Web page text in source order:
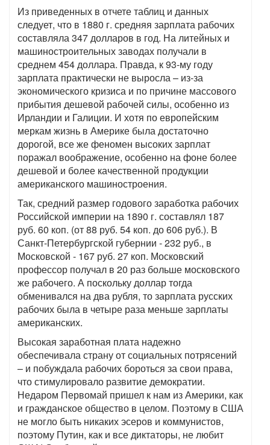
Из приведенных в отчете таблиц и данных
следует, что в 1880 г. средняя зарплата рабочих
составляла 347 долларов в год. На литейных и
машиностроительных заводах получали в
среднем 454 доллара. Правда, к 93-му году
зарплата практически не выросла – из-за
экономического кризиса и по причине массового
прибытия дешевой рабочей силы, особенно из
Ирландии и Галиции. И хотя по европейским
меркам жизнь в Америке была достаточно
дорогой, все же феномен высоких зарплат
поражал воображение, особенно на фоне более
дешевой и более качественной продукции
американского машиностроения.
Так, средний размер годового заработка рабочих
Российской империи на 1890 г. составлял 187
руб. 60 коп. (от 88 руб. 54 коп. до 606 руб.). В
Санкт-Петербургской губернии ‑ 232 руб., в
Московской ‑ 167 руб. 27 коп. Московский
профессор получал в 20 раз больше московского
же рабочего. А поскольку доллар тогда
обменивался на два рубля, то зарплата русских
рабочих была в четыре раза меньше зарплаты
американских.
Высокая заработная плата надежно
обеспечивала страну от социальных потрясений
– и побуждала рабочих бороться за свои права,
что стимулировало развитие демократии.
Недаром Первомай пришел к нам из Америки, как
и гражданское общество в целом. Поэтому в США
не могло быть никаких эсеров и коммунистов,
поэтому Путин, как и все диктаторы, не любит